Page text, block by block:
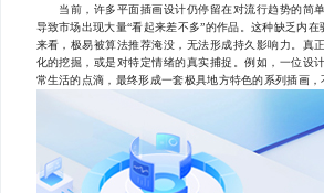
当前，许多平面插画设计仍停留在对流行趋势的简
导致市场出现大量“看起来差不多”的作品。这种缺乏内
来看，极易被算法推荐淹没，无法形成持久影响力。真
化的挖掘，或是对特定情绪的真实捕捉。例如，一位设
常生活的点滴，最终形成一套极具地方特色的系列插画